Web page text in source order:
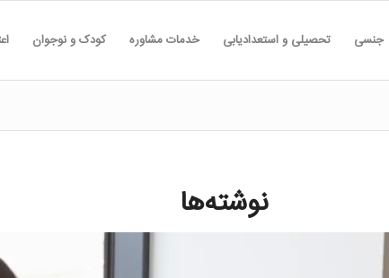
جنسی تحصیلی و استعدادیابی خدمات مشاوره کودک و نوجوان
نوشته‌ها